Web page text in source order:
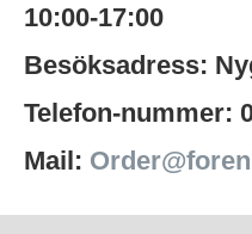
10:00-17:00
Besöksadress:
Telefon-nummer:
Mail: